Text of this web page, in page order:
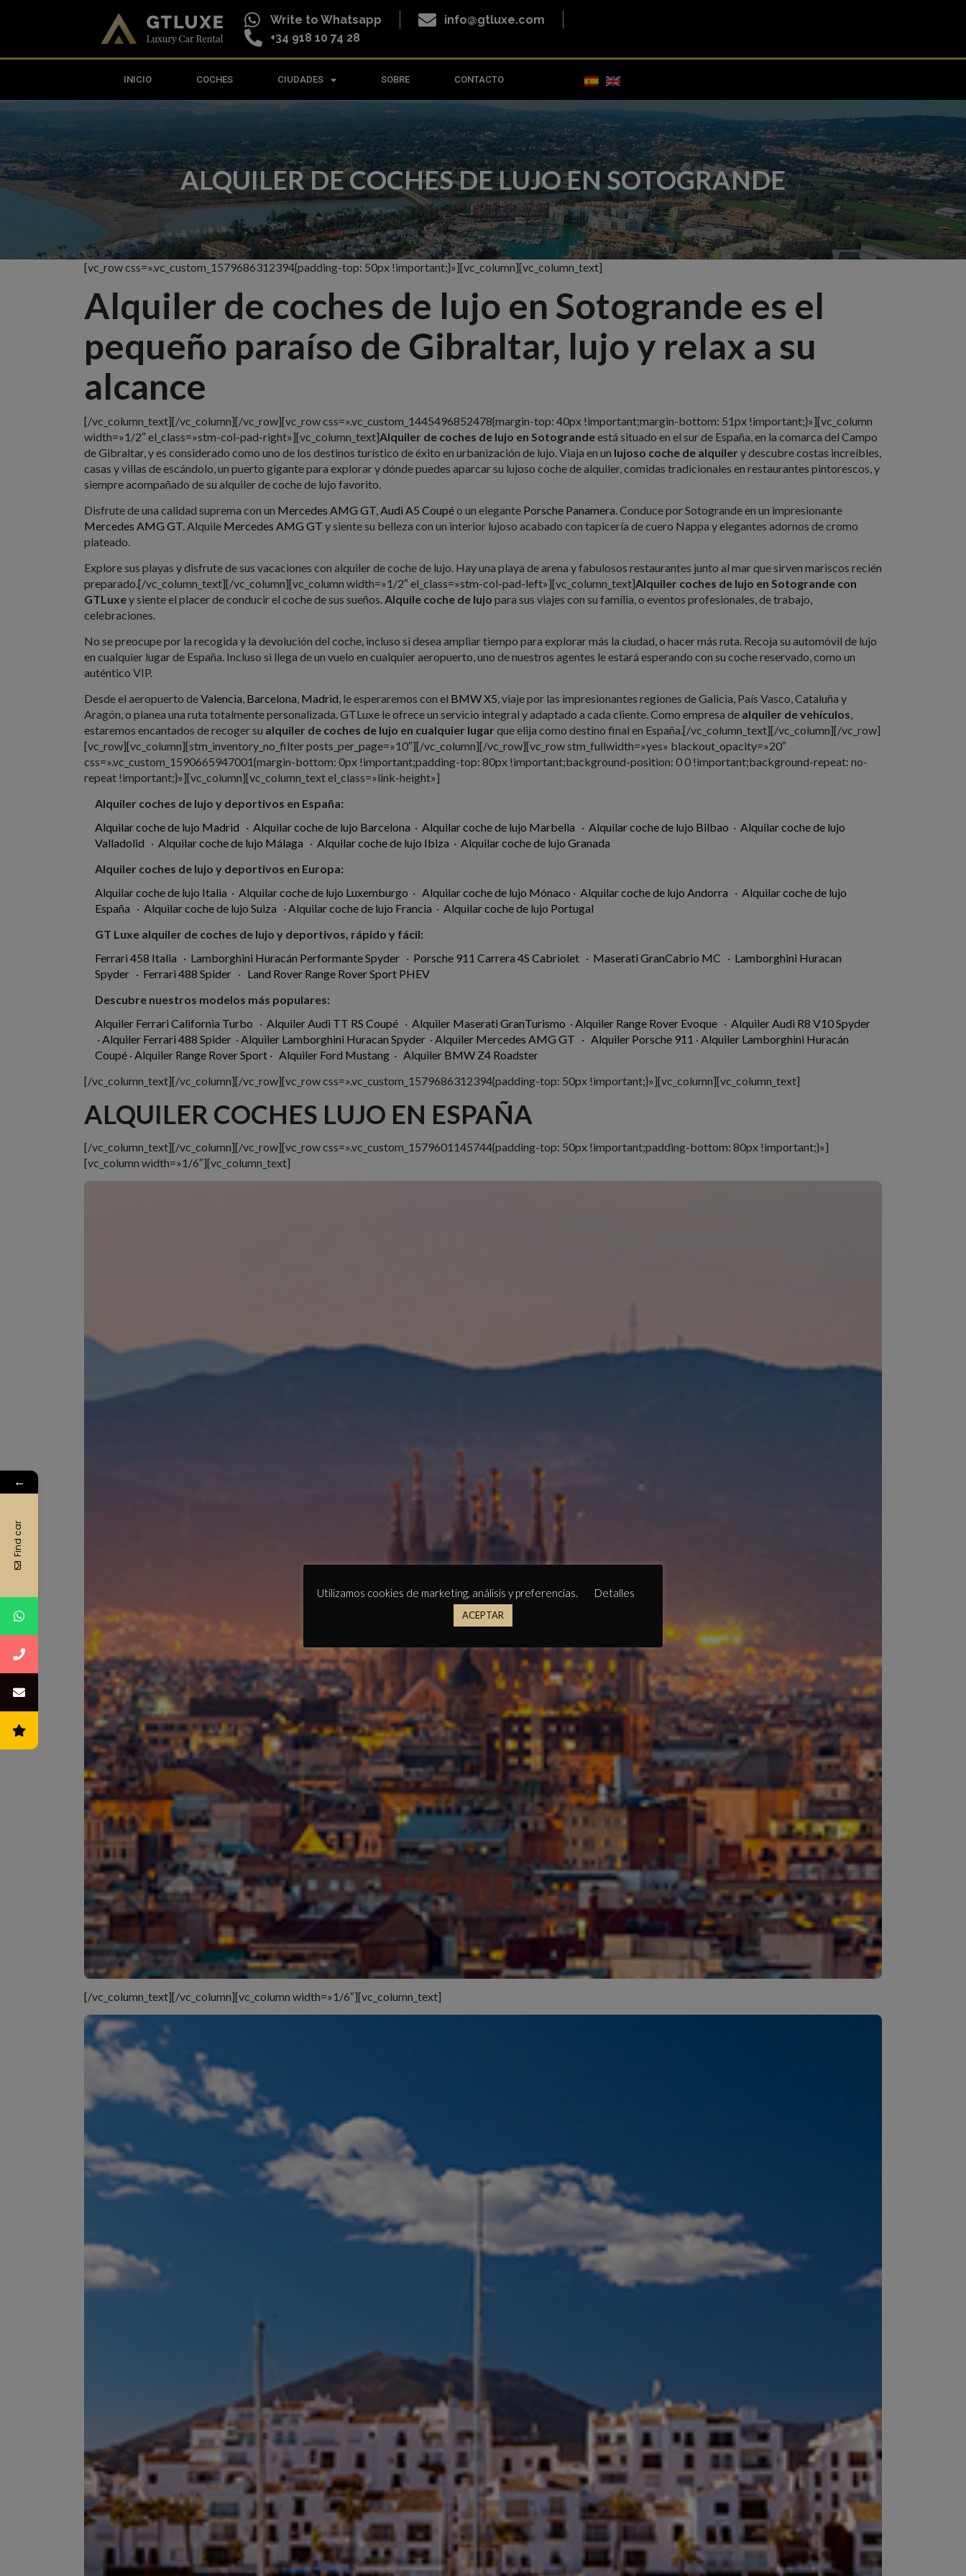
Write to Whatsapp
info@gtluxe.com
+34 918 10 74 28
INICIO COCHES CIUDADES SOBRE CONTACTO
ALQUILER DE COCHES DE LUJO EN SOTOGRANDE
[vc_row css=».vc_custom_1579686312394{padding-top: 50px !important;}»][vc_column][vc_column_text]
Alquiler de coches de lujo en Sotogrande es el
pequeño paraíso de Gibraltar, lujo y relax a su
alcance
[/vc_column_text][/vc_column][/vc_row][vc_row css=».vc_custom_1445496852478{margin-top: 40px !important;margin-bottom: 51px !important;}»][vc_column
width=»1/2″ el_class=»stm-col-pad-right»][vc_column_text]Alquiler de coches de lujo en Sotograndeestá situado en el sur de España, en la comarca del Campo
de Gibraltar, y es considerado como uno de los destinos turístico de éxito en urbanización de lujo. Viaja en un lujoso coche de alquiler y descubre costas increíbles,
casas y villas de escándolo, un puerto gigante para explorar y dónde puedes aparcar su lujoso coche de alquiler, comidas tradicionales en restaurantes pintorescos, y
siempre acompañado de su alquiler de coche de lujo favorito.
Disfrute de una calidad suprema con un Mercedes AMG GT,Audi A5 Coupéo un elegante Porsche Panamera. Conduce por Sotogrande en un impresionante
Mercedes AMG GT.Alquile Mercedes AMG GT y siente su belleza con un interior lujoso acabado con tapicería de cuero Nappa y elegantes adornos de cromo
plateado.
Explore sus playas y disfrute de sus vacaciones con alquiler de coche de lujo. Hay una playa de arena y fabulosos restaurantes junto al mar que sirven mariscos recién
preparado.[/vc_column_text][/vc_column][vc_column width=»1/2″ el_class=»stm-col-pad-left»][vc_column_text]Alquiler coches de lujo en Sotogrande con
GTLuxey siente el placer de conducir el coche de sus sueños.Alquile coche de lujo para sus viajes con su família, o eventos profesionales, de trabajo,
celebraciones.
No se preocupe por la recogida y la devolución del coche, incluso si desea ampliar tiempo para explorar más la ciudad, o hacer más ruta. Recoja su automóvil de lujo
en cualquier lugar de España. Incluso si llega de un vuelo en cualquier aeropuerto, uno de nuestros agentes le estará esperando con su coche reservado, como un
auténtico VIP.
Desde el aeropuerto deValencia, Barcelona, Madrid, le esperaremos con el BMW X5, viaje por las impresionantes regiones de Galicia, País Vasco, Cataluña y
Aragón, o planea una ruta totalmente personalizada. GTLuxe le ofrece un servicio integral y adaptado a cada cliente. Como empresa de alquiler de vehículos,
estaremos encantados de recoger su alquiler de coches de lujo en cualquier lugar que elija como destino final en España.[/vc_column_text][/vc_column][/vc_row]
[vc_row][vc_column][stm_inventory_no_filter posts_per_page=»10″][/vc_column][/vc_row][vc_row stm_fullwidth=»yes» blackout_opacity=»20″
css=».vc_custom_1590665947001{margin-bottom: 0px !important;padding-top: 80px !important;background-position: 0 0 !important;background-repeat: no-
repeat !important;}»][vc_column][vc_column_text el_class=»link-height»]
Alquiler coches de lujo y deportivos en España:
Alquilar coche de lujo Madrid · Alquilar coche de lujo Barcelona · Alquilar coche de lujo Marbella · Alquilar coche de lujo Bilbao · Alquilar coche de lujo
Valladolid · Alquilar coche de lujo Málaga · Alquilar coche de lujo Ibiza · Alquilar coche de lujo Granada
Alquiler coches de lujo y deportivos en Europa:
Alquilar coche de lujo Italia · Alquilar coche de lujo Luxemburgo · Alquilar coche de lujo Mónaco · Alquilar coche de lujo Andorra · Alquilar coche de lujo
España · Alquilar coche de lujo Suiza ·Alquilar coche de lujo Francia · Alquilar coche de lujo Portugal
GT Luxe alquiler de coches de lujo y deportivos, rápido y fácil:
Ferrari 458 Italia · Lamborghini Huracán Performante Spyder · Porsche 911 Carrera 4S Cabriolet · Maserati GranCabrio MC · Lamborghini Huracan
Spyder · Ferrari 488 Spider · Land Rover Range Rover Sport PHEV
Descubre nuestros modelos más populares:
Alquiler Ferrari California Turbo · AlquilerAudi TT RS Coupé · Alquiler Maserati GranTurismo ·Alquiler Range Rover Evoque · Alquiler Audi R8 V10 Spyder
·Alquiler Ferrari 488 Spider ·Alquiler Lamborghini Huracan Spyder ·Alquiler Mercedes AMG GT · Alquiler Porsche 911 ·Alquiler Lamborghini Huracán
Coupé ·Alquiler Range Rover Sport · Alquiler Ford Mustang · Alquiler BMW Z4 Roadster
[/vc_column_text][/vc_column][/vc_row][vc_row css=».vc_custom_1579686312394{padding-top: 50px !important;}»][vc_column][vc_column_text]
ALQUILER COCHES LUJO EN ESPAÑA
[/vc_column_text][/vc_column][/vc_row][vc_row css=».vc_custom_1579601145744{padding-top: 50px !important;padding-bottom: 80px !important;}»]
[vc_column width=»1/6″][vc_column_text]
[/vc_column_text][/vc_column][vc_column width=»1/6″][vc_column_text]
Utilizamos cookies de marketing, análisis y preferencias. Detalles
ACEPTAR
←
Find car